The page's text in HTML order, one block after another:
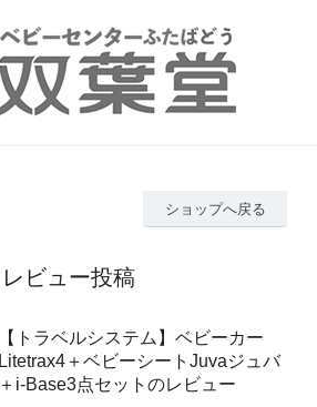
ショップへ戻る
レビュー投稿
【トラベルシステム】ベビーカー
Litetrax4＋ベビーシートJuvaジュバ
＋i-Base3点セットのレビュー